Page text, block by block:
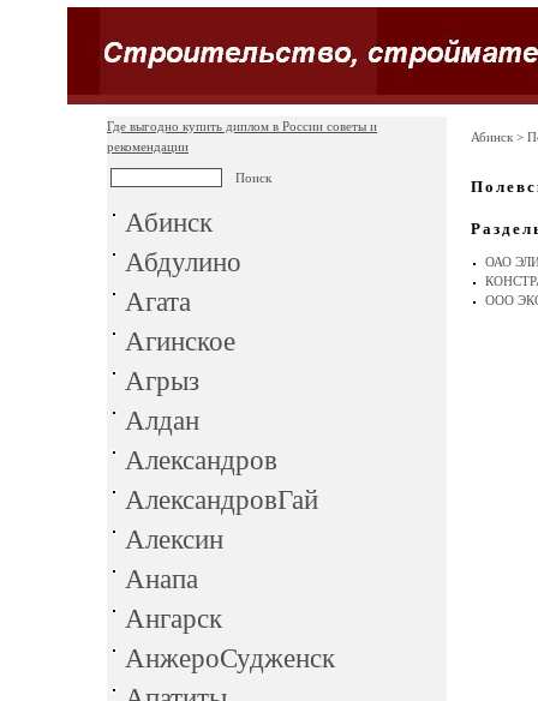
Где выгодно купить диплом в России советы и
рекомендации
Абинск
Абдулино
Агата
Агинское
Агрыз
Алдан
Александров
АлександровГай
Алексин
Анапа
Ангарск
АнжероСудженск
Абинск >
ОАО
ООО